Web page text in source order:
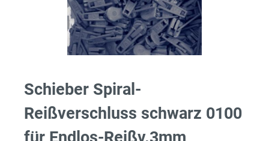
Schieber Spiral-
Reißverschluss schwarz 0100